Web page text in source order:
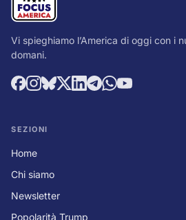
Vi spieghiamo l’America di oggi con i
domani.
SEZIONI
Home
Chi siamo
Newsletter
Popolarità Trump